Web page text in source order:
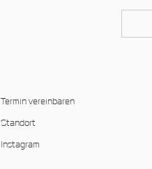
Termin vereinbaren
Standort
Instagram